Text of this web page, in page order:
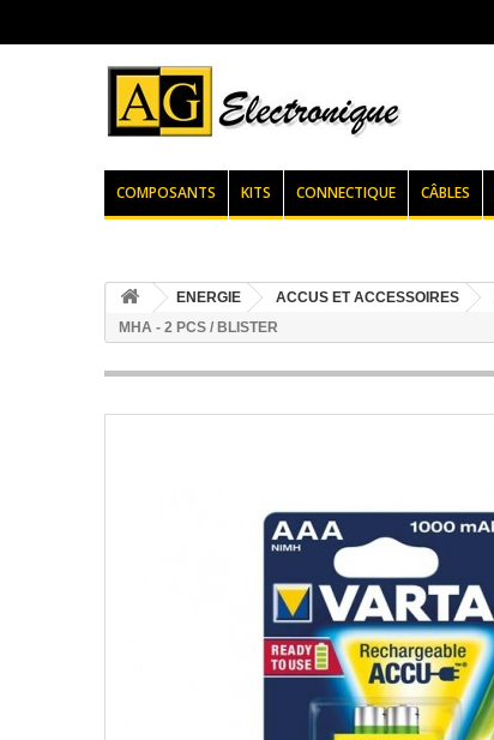
COMPOSANTS KITS CONNECTIQUE CÂBLES
ENERGIE ACCUS ET ACCESSOIRES
MHA - 2 PCS / BLISTER